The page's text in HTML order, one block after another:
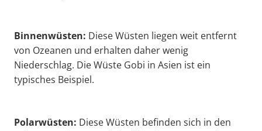
Binnenwüsten: Diese Wüsten liegen weit entfernt
von Ozeanen und erhalten daher wenig
Niederschlag. Die Wüste Gobi in Asien ist ein
typisches Beispiel.
Polarwüsten: Diese Wüsten befinden sich in den